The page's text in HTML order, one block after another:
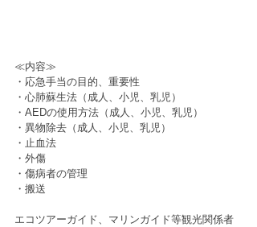
≪内容≫
・応急手当の目的、重要性
・心肺蘇生法（成人、小児、乳児）
・AEDの使用方法（成人、小児、乳児）
・異物除去（成人、小児、乳児）
・止血法
・外傷
・傷病者の管理
・搬送
エコツアーガイド、マリンガイド等観光関係者